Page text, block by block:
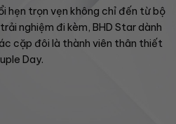
hẹn trọn vẹn không chỉ đến từ bộ
nghiệm đi kèm, BHD Star dành
cặp đôi là thành viên thân thiết
Day.